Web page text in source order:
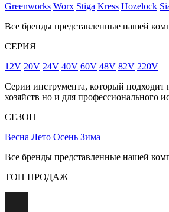
Greenworks Worx Stiga Kress Hozelock
Все бренды представленные нашей
СЕРИЯ
12V 20V 24V 40V 60V 48V 82V 220V
Серии инструмента, который подходит
хозяйств но и для профессионального
СЕЗОН
Весна Лето Осень Зима
Все бренды представленные нашей
ТОП ПРОДАЖ